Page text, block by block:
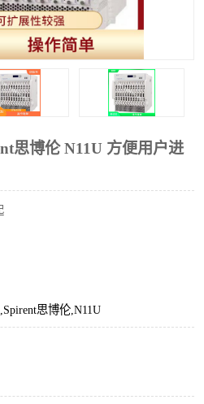
思博伦 N11U 方便用户进
思博伦,N11U